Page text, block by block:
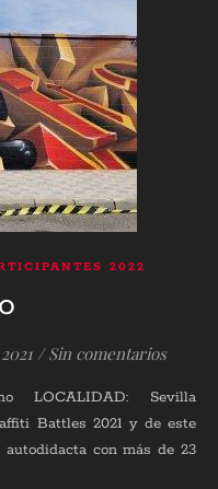
2022
/ Sin comentarios
Battles 2021 y de este
autodidacta con más de 23